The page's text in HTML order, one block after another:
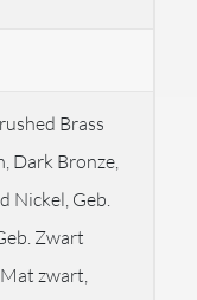
uitloop
gats
Brass
Dark Bronze,
Nickel, Geb.
Zwart
zwart,